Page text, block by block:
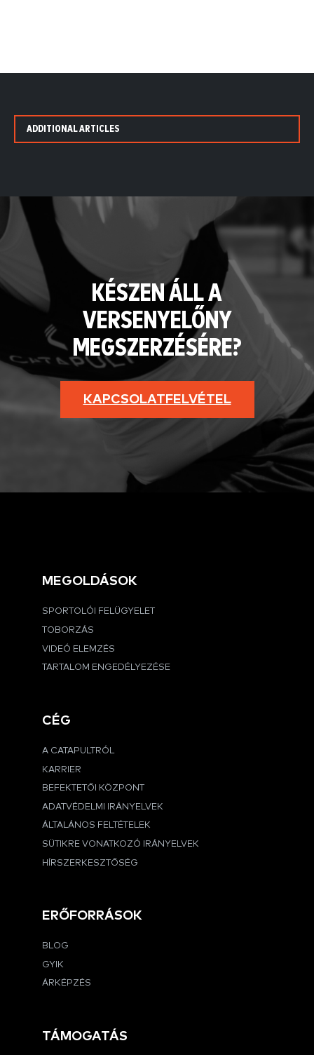
ADDITIONAL ARTICLES
KÉSZEN ÁLL A
VERSENYELŐNY
MEGSZERZÉSÉRE?
KAPCSOLATFELVÉTEL
MEGOLDÁSOK
SPORTOLÓI FELÜGYELET
TOBORZÁS
VIDEÓ ELEMZÉS
TARTALOM ENGEDÉLYEZÉSE
CÉG
A CATAPULTRÓL
KARRIER
BEFEKTETŐI KÖZPONT
ADATVÉDELMI IRÁNYELVEK
ÁLTALÁNOS FELTÉTELEK
SÜTIKRE VONATKOZÓ IRÁNYELVEK
HÍRSZERKESZTŐSÉG
ERŐFORRÁSOK
BLOG
GYIK
ÁRKÉPZÉS
TÁMOGATÁS